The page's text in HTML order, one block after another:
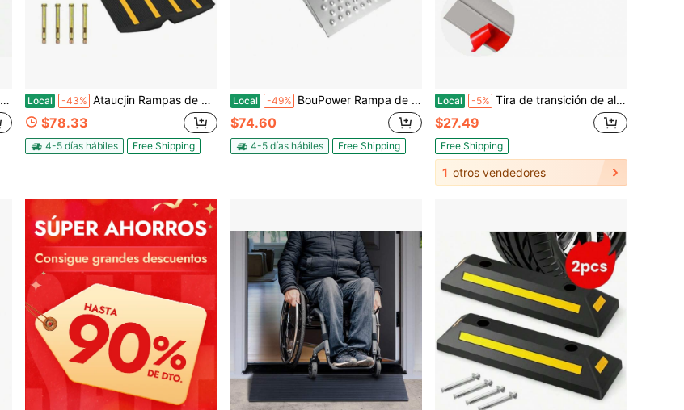
Local -43% Ataucjin Rampas de bordillo de goma de alta resistencia, con capacidad de 33,000 libras, rampa de goma duradera para umbrales de vehículos, camiones, scooters, bicicletas, motocicletas y sillas de ruedas
$78.33
4-5 días hábiles Free Shipping
Local -49% BouPower Rampa de aluminio resistente de 29"X24" 1500 Lbs para cortacésped de montar, tractor de jardín, ATV & motocicletas
$74.60
4-5 días hábiles Free Shipping
Local -5% Tira de transición de alfombra de 10 pies, tira de borde de piso autoadhesiva, cubierta de umbral de PVC para vano de puerta, tira divisora de piso adecuada para una altura de umbral inferior a 5 mm - Bosque gris
$27.49
Free Shipping
1 otros vendedores